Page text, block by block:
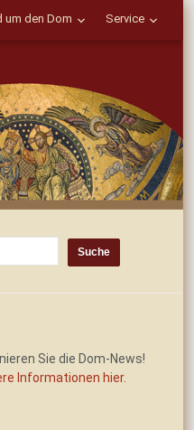
um den Dom Service
Sie die Dom-News!
Informationen hier.